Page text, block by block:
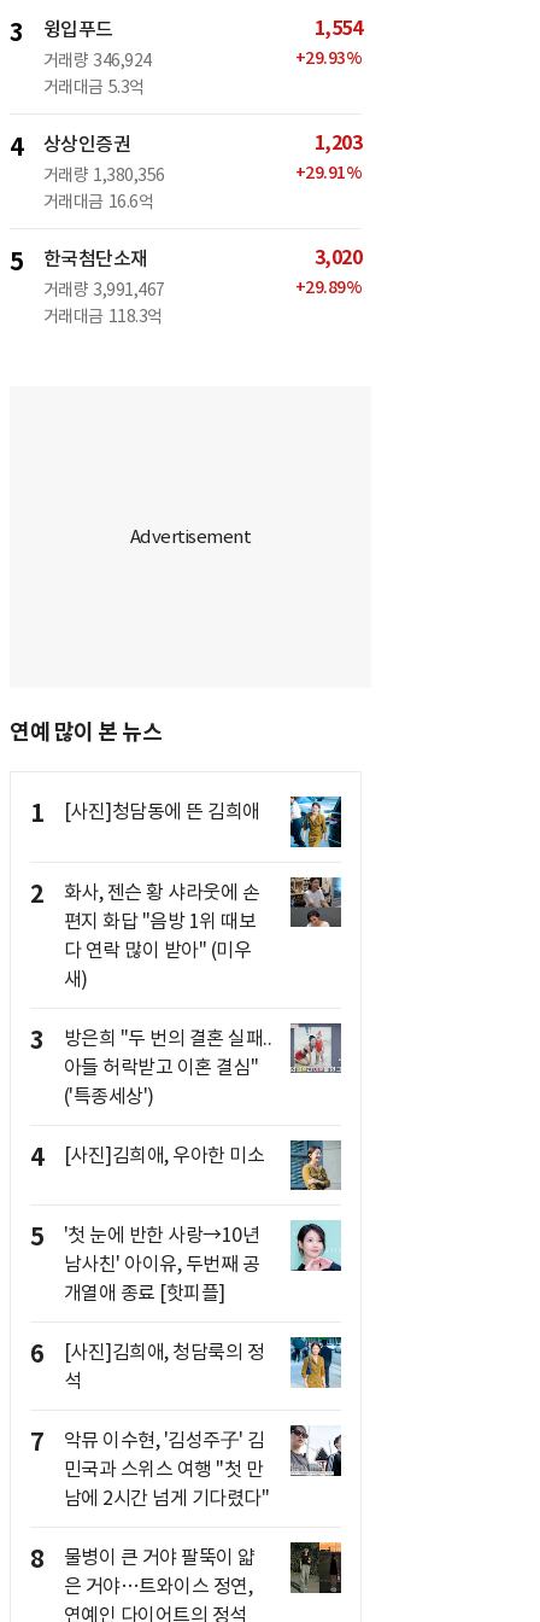
3 윙입푸드
거래량 346,924
거래대금 5.3억
1,554
+29.93%
4 상상인증권
거래량 1,380,356
거래대금 16.6억
1,203
+29.91%
5 한국첨단소재
거래량 3,991,467
거래대금 118.3억
3,020
+29.89%
연예 많이 본 뉴스
1 [사진]청담동에 뜬 김희애
2
화사, 젠슨 황 샤라웃에 손
편지 화답 "음방 1위 때보
다 연락 많이 받아" (미우
새)
3
방은희 "두 번의 결혼 실패..
아들 허락받고 이혼 결심"
('특종세상')
4 [사진]김희애, 우아한 미소
5
'첫 눈에 반한 사랑→10년
남사친' 아이유, 두번째 공
개열애 종료 [핫피플]
6
[사진]김희애, 청담룩의 정
석
7
악뮤 이수현, '김성주子' 김
민국과 스위스 여행 "첫 만
남에 2시간 넘게 기다렸다"
8
물병이 큰 거야 팔뚝이 얇
은 거야…트와이스 정연,
연예인 다이어트의 정석